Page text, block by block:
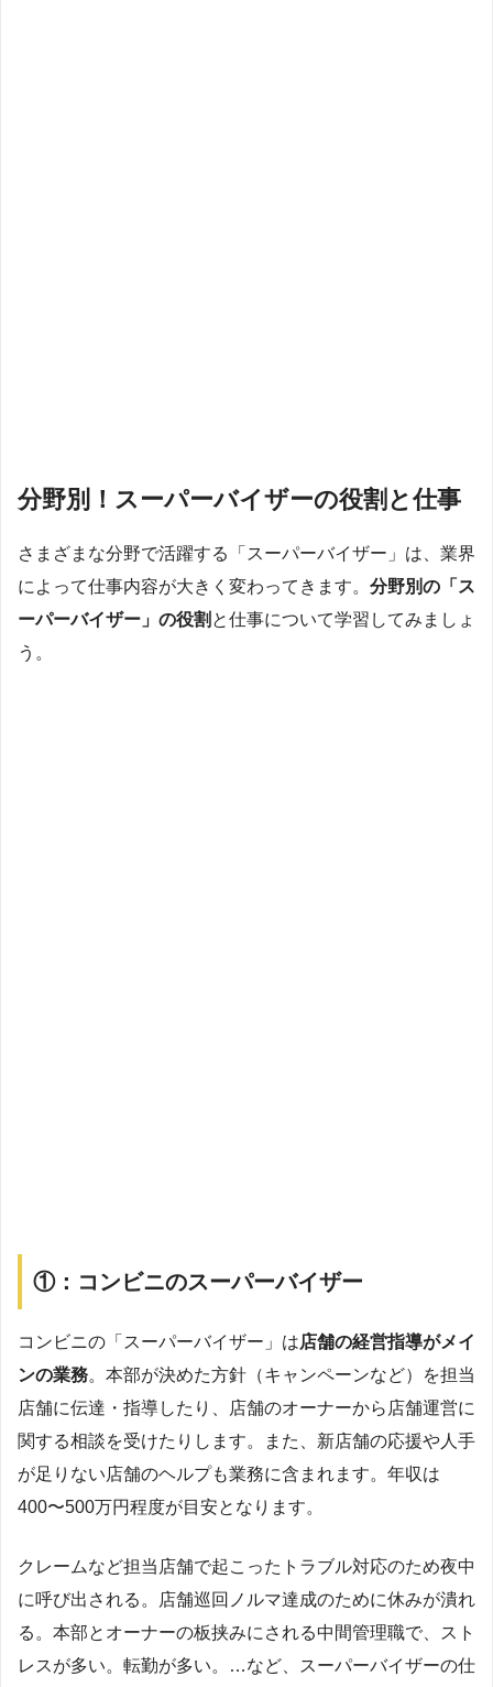
分野別！スーパーバイザーの役割と仕事
さまざまな分野で活躍する「スーパーバイザー」は、業界
によって仕事内容が大きく変わってきます。 分野別の「ス
ーパーバイザー」の役割 と仕事について学習してみましょ
う。
①：コンビニのスーパーバイザー
コンビニの「スーパーバイザー」は店舗の経営指導がメイ
ンの業務。本部が決めた方針（キャンペーンなど）を担当
店舗に伝達・指導したり、店舗のオーナーから店舗運営に
関する相談を受けたりします。また、新店舗の応援や人手
が足りない店舗のヘルプも業務に含まれます。年収は
400〜500万円程度が目安となります。
クレームなど担当店舗で起こったトラブル対応のため夜中
に呼び出される。店舗巡回ノルマ達成のために休みが潰れ
る。本部とオーナーの板挟みにされる中間管理職で、スト
レスが多い。転勤が多い。…など、スーパーバイザーの仕